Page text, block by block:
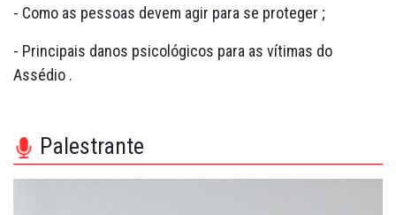
- Como as pessoas devem agir para se proteger ;
- Principais danos psicológicos para as vítimas do
Assédio .
Palestrante